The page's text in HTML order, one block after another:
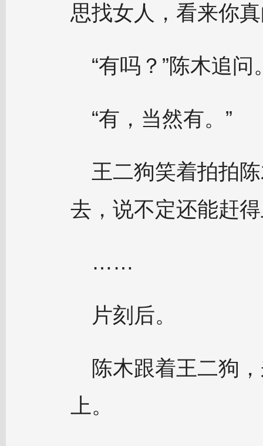
思找女人，看来你
“有吗？”陈木追问
“有，当然有。”
王二狗笑着拍拍
去，说不定还能赶得
……
片刻后。
陈木跟着王二狗
上。